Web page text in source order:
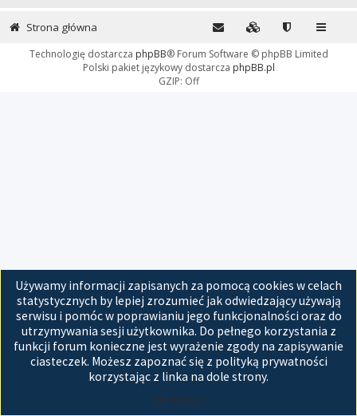
Używamy informacji zapisanych za pomocą cookies w celach
statystycznych by lepiej zrozumieć jak odwiedzający używają
serwisu i pomóc w poprawianiu jego funkcjonalności oraz do
utrzymywania sesji użytkownika. Do pełnego korzystania z
funkcji forum konieczne jest wyrażenie zgody na zapisywanie
ciasteczek. Możesz zapoznać się z polityką prywatności
korzystając z linka na dole strony.
Akceptuję
Strona główna
Technologię dostarcza phpBB® Forum Software © phpBB Limited
Polski pakiet językowy dostarcza phpBB.pl
GZIP: Off